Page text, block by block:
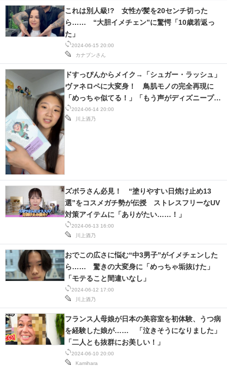
2024-06-15 20:00
カナブンさん
これは別人級!? 女性が髪を20センチ切った
ら…… “大胆イメチェン”に驚愕「10歳若返っ
た」
2024-06-14 20:00
川上酒乃
ドすっぴんからメイク→「シュガー・ラッシュ」
ヴァネロペに大変身！ 鳥肌モノの完全再現に
「めっちゃ似てる！」「もう声がディズニープリ
ンセス」
2024-06-13 16:00
川上酒乃
ズボラさん必見！ “塗りやすい日焼け止め13
選”をコスメガチ勢が伝授 ストレスフリーなUV
対策アイテムに「ありがたい……！」
2024-06-12 17:00
川上酒乃
おでこの広さに悩む“中3男子”がイメチェンした
ら…… 驚きの大変身に「めっちゃ垢抜けた」
「モテること間違いなし」
2024-06-10 20:00
Kamihara
フランス人母娘が日本の美容室を初体験、うつ病
を経験した娘が…… 「泣きそうになりました」
「二人とも抜群にお美しい！」